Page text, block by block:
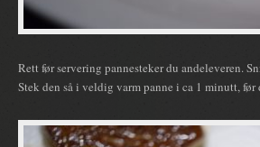
Rett før servering pannesteker du andeleveren.
Stek den så i veldig varm panne i ca 1 minutt, før